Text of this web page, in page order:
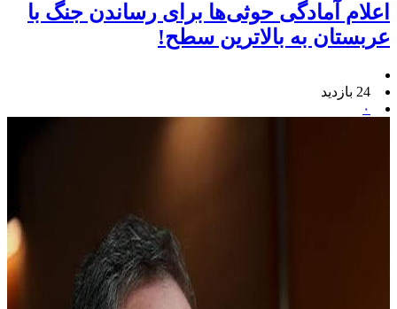
اعلام آمادگی حوثی‌ها برای رساندن جنگ با
عربستان به بالاترین سطح!
24 بازدید
۰